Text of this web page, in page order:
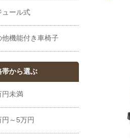
ュール式
他機能付き車椅子
帯から選ぶ
円未満
円～5万円